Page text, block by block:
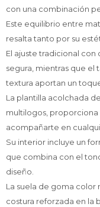
con una combinación
Este equilibrio entre
resalta tanto por su
El ajuste tradicional
segura, mientras que el
textura aportan un
La plantilla acolchada
multilogos,
acompañarte en
Su interior incluye un
que combina con el
diseño.
La suela de goma color
costura reforzada en la